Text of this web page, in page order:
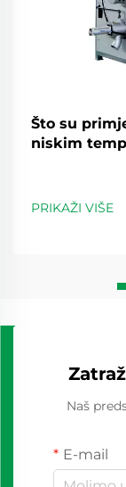
Što su
niskim
PRIKAŽI VIŠE
Naš
E-mail